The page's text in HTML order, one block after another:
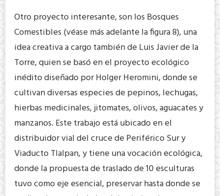
Otro proyecto interesante, son los Bosques
Comestibles (véase más adelante la figura 8), una
idea creativa a cargo también de Luis Javier de la
Torre, quien se basó en el proyecto ecológico
inédito diseñado por Holger Heromini, donde se
cultivan diversas especies de pepinos, lechugas,
hierbas medicinales, jitomates, olivos, aguacates y
manzanos. Este trabajo está ubicado en el
distribuidor vial del cruce de Periférico Sur y
Viaducto Tlalpan, y tiene una vocación ecológica,
donde la propuesta de traslado de 10 esculturas
tuvo como eje esencial, preservar hasta donde se